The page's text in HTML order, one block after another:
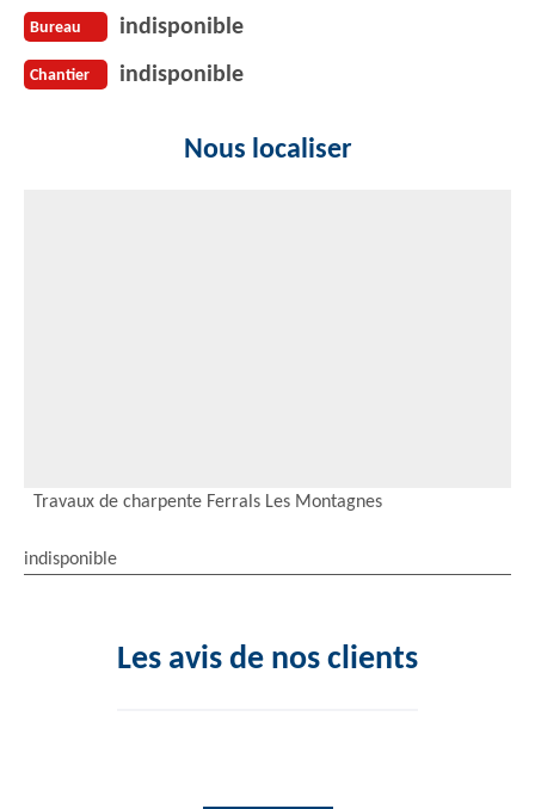
Bureau indisponible
Chantier indisponible
Nous localiser
Travaux de charpente Ferrals Les Montagnes
indisponible
Les avis de nos clients